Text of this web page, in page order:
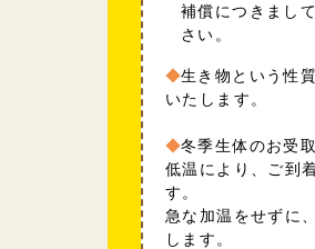
補償につきまし
さい。
生き物という性
いたします。
冬季生体のお受
低温により、ご到
す。
急な加温をせずに
します。